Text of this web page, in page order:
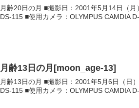
月齢20日の月 ■撮影日：2001年5月14日（
DS-115 ■使用カメラ：OLYMPUS CAMDIA
月齢13日の月[moon_age-13]
月齢13日の月 ■撮影日：2001年5月6日（日
DS-115 ■使用カメラ：OLYMPUS CAMDIA